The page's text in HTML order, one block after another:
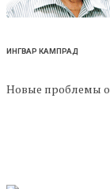
ИНГВАР КАМПРАД
Новые проблемы